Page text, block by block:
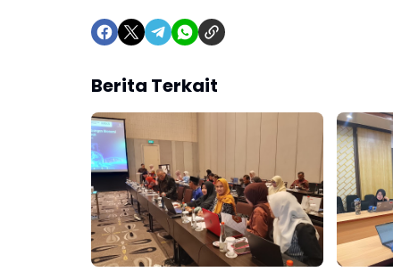
Berita Terkait